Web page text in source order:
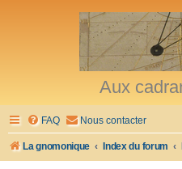
Aux
FAQ Nous contacter
La gnomonique Index du forum